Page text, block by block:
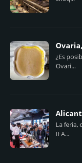
¿Es
Ovari...
La feria,
IFA...